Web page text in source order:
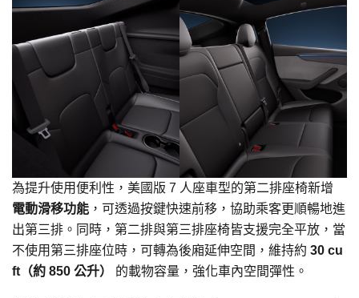
為提升使用便利性，美國版 7 人座車型的第二排座椅新增
電動滑移功能 ，可透過按鍵快速前移，協助乘客更順暢地進
出第三排。同時，第二排與第三排座椅皆支援完全平放，當
不使用第三排座位時，可轉為後廂延伸空間，維持約 30 cu
ft（約 850 公升）
的載物容量，強化車內空間彈性。